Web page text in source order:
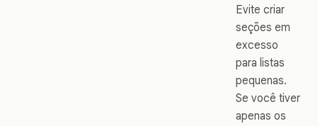
Evite criar
seções em
excesso
para listas
pequenas.
Se você tiver
apenas os